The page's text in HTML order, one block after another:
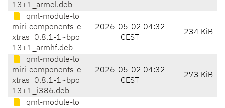
13+1_armel.deb
qml-module-lo
miri-components-e
xtras_0.8.1-1~bpo
13+1_armhf.deb
2026-05-02 04:32
CEST
234 KiB
qml-module-lo
miri-components-e
xtras_0.8.1-1~bpo
13+1_i386.deb
2026-05-02 04:32
CEST
273 KiB
qml-module-lo